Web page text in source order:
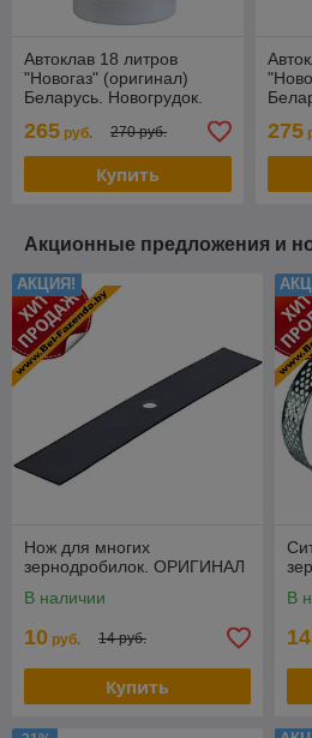
Автоклав 18 литров
"Новогаз" (оригинал)
Беларусь. Новогрудок.
265 руб. 270 руб.
Купить
275
Акционные предложения и
АКЦИЯ!
Нож для многих
зернодробилок. ОРИГИНАЛ
В наличии
10 руб. 14 руб.
Купить
В
14